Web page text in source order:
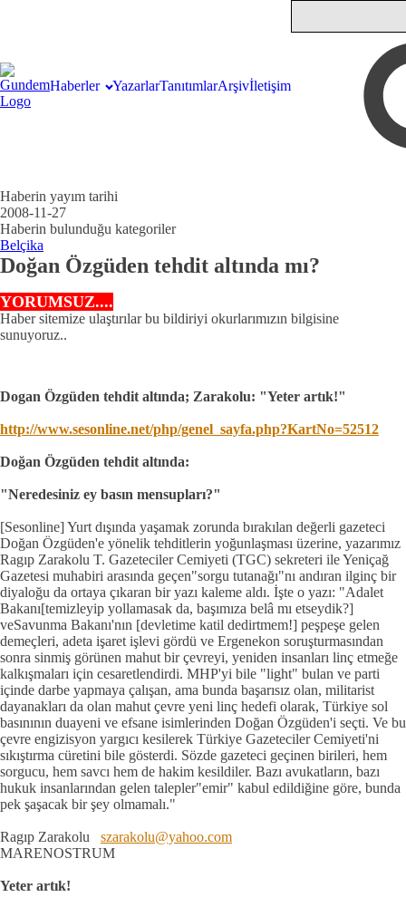
Haberler YazarlarTanıtımlarArşivİletişim
Haberin yayım tarihi
2008-11-27
Haberin bulunduğu kategoriler
Belçika
Doğan Özgüden tehdit altında mı?
YORUMSUZ....
Haber sitemize ulaştırılar bu bildiriyi okurlarımızın bilgisine
sunuyoruz..
Dogan Özgüden tehdit altında; Zarakolu: "Yeter artık!"
http://www.sesonline.net/php/genel_sayfa.php?KartNo=52512
Doğan Özgüden tehdit altında:
"Neredesiniz ey basın mensupları?"
[Sesonline] Yurt dışında yaşamak zorunda bırakılan değerli gazeteci
Doğan Özgüden'e yönelik tehditlerin yoğunlaşması üzerine, yazarımız
Ragıp Zarakolu T. Gazeteciler Cemiyeti (TGC) sekreteri ile Yeniçağ
Gazetesi muhabiri arasında geçen"sorgu tutanağı"nı andıran ilginç bir
diyaloğu da ortaya çıkaran bir yazı kaleme aldı. İşte o yazı: "Adalet
Bakanı[temizleyip yollamasak da, başımıza belâ mı etseydik?]
veSavunma Bakanı'nın [devletime katil dedirtmem!] peşpeşe gelen
demeçleri, adeta işaret işlevi gördü ve Ergenekon soruşturmasından
sonra sinmiş görünen mahut bir çevreyi, yeniden insanları linç etmeğe
kalkışmaları için cesaretlendirdi. MHP'yi bile "light" bulan ve parti
içinde darbe yapmaya çalışan, ama bunda başarısız olan, militarist
dayanakları da olan mahut çevre yeni linç hedefi olarak, Türkiye sol
basınının duayeni ve efsane isimlerinden Doğan Özgüden'i seçti. Ve bu
çevre engizisyon yargıcı kesilerek Türkiye Gazeteciler Cemiyeti'ni
sıkıştırma cüretini bile gösterdi. Sözde gazeteci geçinen birileri, hem
sorgucu, hem savcı hem de hakim kesildiler. Bazı avukatların, bazı
hukuk insanlarından gelen talepler"emir" kabul edildiğine göre, bunda
pek şaşacak bir şey olmamalı."
Ragıp Zarakolu szarakolu@yahoo.com
MARENOSTRUM
Yeter artık!